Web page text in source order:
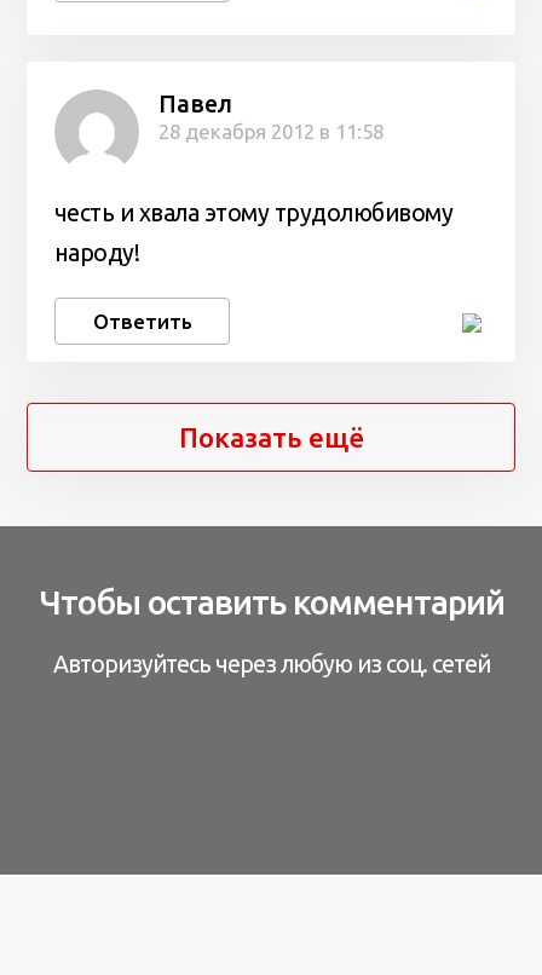
Павел
28 декабря 2012 в 11:58
честь и хвала этому трудолюбивому
народу!
Ответить
Показать ещё
Чтобы оставить комментарий
Авторизуйтесь через любую из соц. сетей